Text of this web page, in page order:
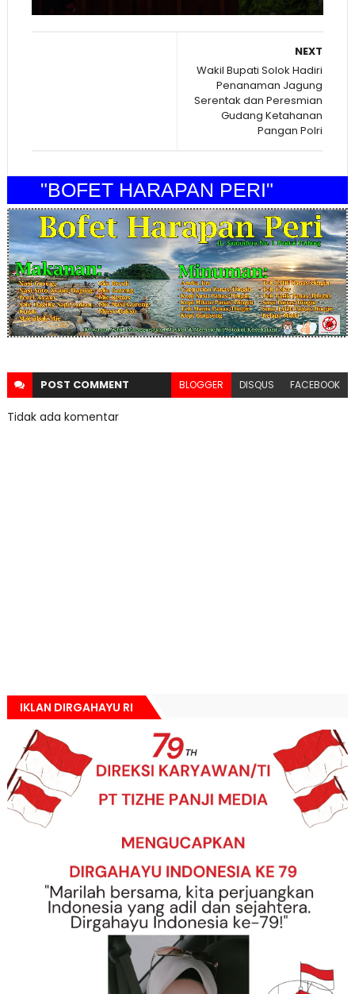
NEXT
Wakil Bupati Solok Hadiri
Penanaman Jagung
Serentak dan Peresmian
Gudang Ketahanan
Pangan Polri
"BOFET HARAPAN PERI"
POST COMMENT BLOGGER DISQUS FACEBOOK
Tidak ada komentar
IKLAN DIRGAHAYU RI